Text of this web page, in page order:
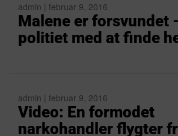
admin | februar 9, 2016
Malene er forsvundet
politiet med at finde
admin | februar 9, 2016
Video: En formodet
narkohandler flygter